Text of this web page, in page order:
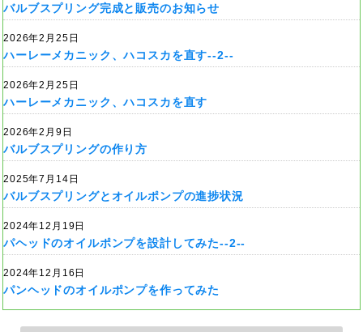
バルブスプリング完成と販売のお知らせ
2026年2月25日
ハーレーメカニック、ハコスカを直す--2--
2026年2月25日
ハーレーメカニック、ハコスカを直す
2026年2月9日
バルブスプリングの作り方
2025年7月14日
バルブスプリングとオイルポンプの進捗状況
2024年12月19日
パヘッドのオイルポンプを設計してみた--2--
2024年12月16日
パンヘッドのオイルポンプを作ってみた